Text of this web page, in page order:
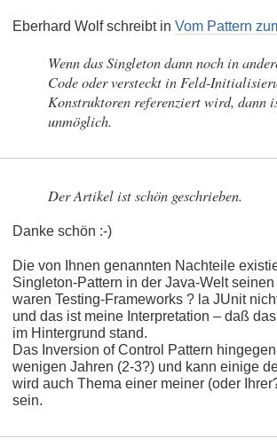
Eberhard Wolf schreibt in Vom Pattern
Wenn das Singleton dann noch in
Code oder versteckt in Feld-
Konstruktoren referenziert wird, dann
unmöglich.
Der Artikel ist schön geschrieben.
Danke schön :-)
Die von Ihnen genannten Nachteile
Singleton-Pattern in der Java-Welt
waren Testing-Frameworks ? la JUnit
und das ist meine Interpretation – daß
im Hintergrund stand.
Das Inversion of Control Pattern
wenigen Jahren (2-3?) und kann einige
wird auch Thema einer meiner (oder
sein.